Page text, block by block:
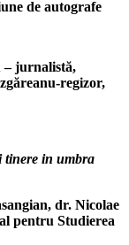
de autografe
– jurnalistă,
regizor,
tinere in umbra
dr. Nicolae
pentru Studierea